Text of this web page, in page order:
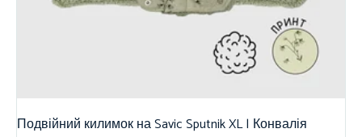
Подвійний килимок на Savic Sputnik XL | Конвалія